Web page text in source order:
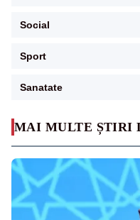
MAI MULTE ȘTIRI
Social
Sport
Sanatate